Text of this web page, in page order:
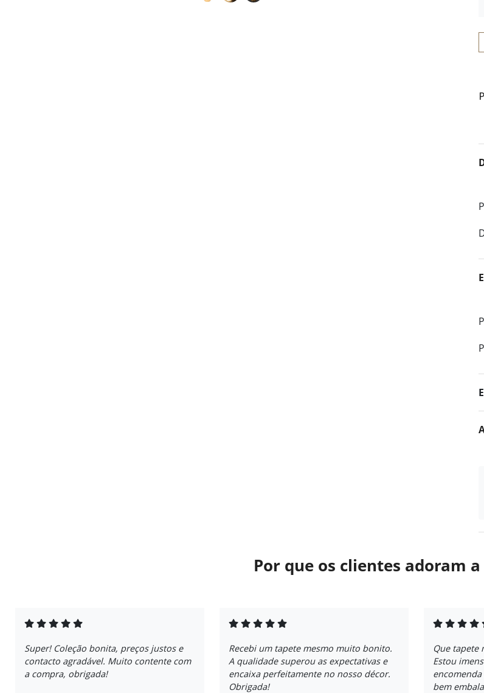
Por que os clientes adoram
Super! Coleção bonita, preços justos e
contacto agradável. Muito contente com
a compra, obrigada!
Recebi um tapete mesmo muito bonito.
A qualidade superou as expectativas e
encaixa perfeitamente no nosso décor.
Obrigada!
Que tapete
Estou
bem